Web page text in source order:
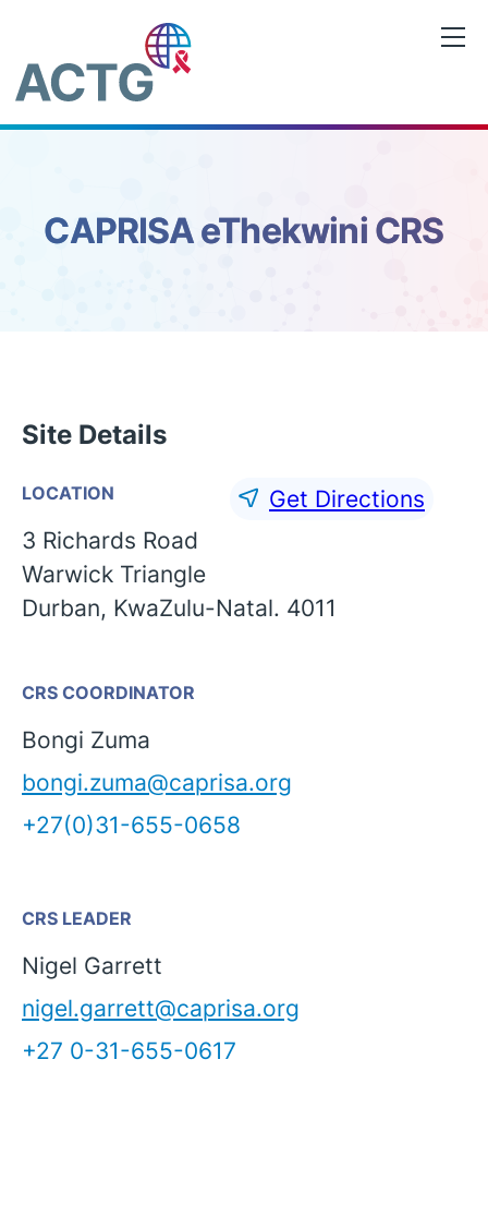
contenido
CAPRISA eThekwini CRS
Site Details
LOCATION
3 Richards Road
Warwick Triangle
Durban, KwaZulu-Natal. 4011
Get Directions
CRS COORDINATOR
Bongi Zuma
bongi.zuma@caprisa.org
+27(0)31-655-0658
CRS LEADER
Nigel Garrett
nigel.garrett@caprisa.org
+27 0-31-655-0617